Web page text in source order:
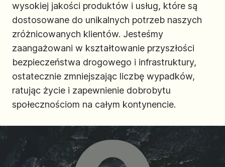
wysokiej jakości produktów i usług, które są
dostosowane do unikalnych potrzeb naszych
zróżnicowanych klientów. Jesteśmy
zaangażowani w kształtowanie przyszłości
bezpieczeństwa drogowego i infrastruktury,
ostatecznie zmniejszając liczbę wypadków,
ratując życie i zapewnienie dobrobytu
społecznościom na całym kontynencie.